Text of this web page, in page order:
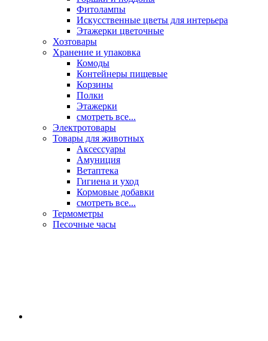
Фитолампы
Искусственные цветы для интерьера
Этажерки цветочные
Хозтовары
Хранение и упаковка
Комоды
Контейнеры пищевые
Корзины
Полки
Этажерки
смотреть все...
Электротовары
Товары для животных
Аксессуары
Амуниция
Ветаптека
Гигиена и уход
Кормовые добавки
смотреть все...
Термометры
Песочные часы